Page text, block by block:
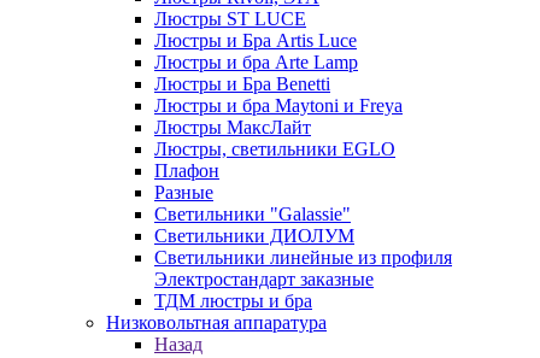
Люстры ST LUCE
Люстры и Бра Artis Luce
Люстры и бра Arte Lamp
Люстры и Бра Benetti
Люстры и бра Maytoni и Freya
Люстры МаксЛайт
Люстры, светильники EGLO
Плафон
Разные
Светильники "Galassie"
Светильники ДИОЛУМ
Светильники линейные из профиля
Электростандарт заказные
ТДМ люстры и бра
Низковольтная аппаратура
Назад